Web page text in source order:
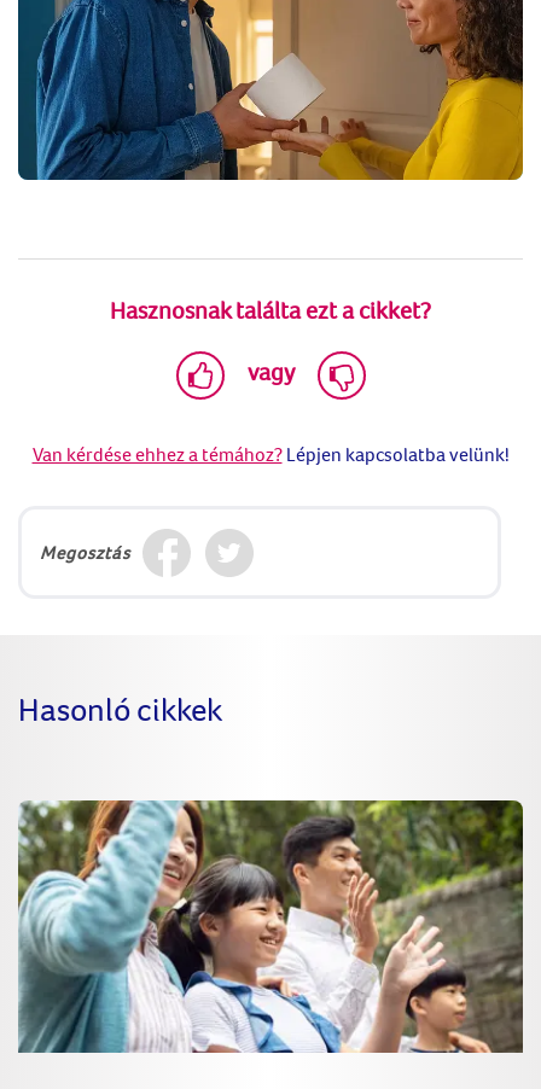
Hasznosnak találta ezt a cikket?
vagy
Van kérdése ehhez a témához?Lépjen kapcsolatba velünk!
Megosztás
Hasonló cikkek